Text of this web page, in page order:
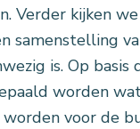
Verder kijken
samenstelling
is. Op basis
worden
voor de